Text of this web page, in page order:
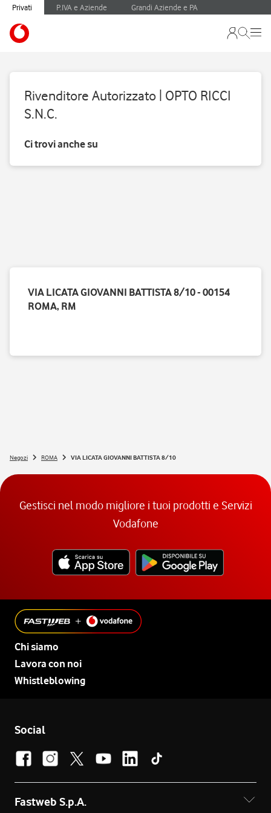
Privati P.IVA e Aziende Grandi Aziende e PA
Rivenditore Autorizzato | OPTO RICCI
S.N.C.
Ci trovi anche su
VIA LICATA GIOVANNI BATTISTA 8/10 - 00154
ROMA, RM
Negozi ROMA VIA LICATA GIOVANNI BATTISTA 8/10
Gestisci nel modo migliore i tuoi prodotti e Servizi
Vodafone
Chi siamo
Lavora con noi
Whistleblowing
Social
Fastweb S.p.A.